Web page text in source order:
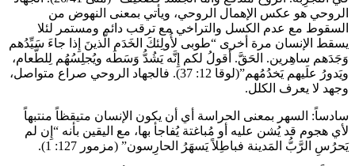
الروحي هو عكس الإهمال الروحي، ويأتي بمعنى النهوض من
السقوط مع عدم الكسل والتراخي مع ترقب دائم ومستمر لئلا
يسقط الإنسان مرة أخرى “طوبى لأُولِئكَ الخَدَم الَّذينَ إِذا جاءَ سَيِّدُهم
وَجَدَهم ساهِرين. الحَقَّ. أَقولُ لكم إِنَّه يَشُدُّ وَسَطَه ويُجلِسُهُم لِلطَّعام،
ويَدورُ علَيهم يَخدُمُهم”(لوقا 12: 37). فالجهاد الروحي صراع متواصل،
وجهد لا يعرف الكلل.
سادساً: السهر بمعنى الحراسة أي أن يكون الإنسان متيقظاً منتبهاً
لأي هجوم قد يُشن عليه أو مُباغتة يُفاجأ بها، مع اليقين بأنه “إِن لم
يَحرُسِ الرَّبُّ المَدينة فباطِلاً يَسهَرُ الحارِسون” (مزمور 127: 1).